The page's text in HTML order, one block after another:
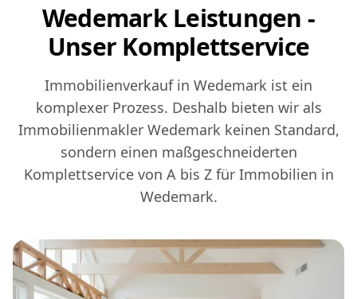
Wedemark Leistungen -
Unser Komplettservice
Immobilienverkauf in Wedemark ist ein
komplexer Prozess. Deshalb bieten wir als
Immobilienmakler Wedemark keinen Standard,
sondern einen maßgeschneiderten
Komplettservice von A bis Z für Immobilien in
Wedemark.